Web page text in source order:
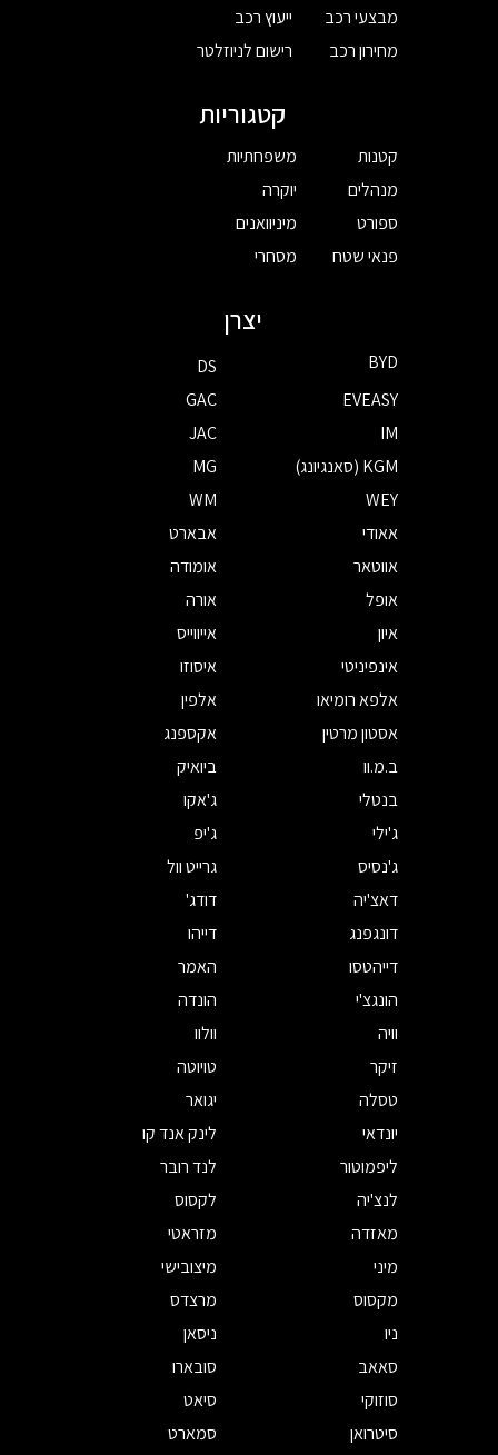
מבצעי רכב
מחירון רכב
ייעוץ רכב
רישום לניוזלטר
קטגוריות
קטנות
מנהלים
ספורט
פנאי שטח
משפחתיות
יוקרה
מיניוואנים
מסחרי
יצרן
BYD
DS
EVEASY
GAC
IM
JAC
KGM (סאנגיונג)
MG
WEY
WM
אאודי
אבארט
אווטאר
אומודה
אופל
אורה
איון
אייווייס
אינפיניטי
איסוזו
אלפא רומיאו
אלפין
אסטון מרטין
אקספנג
ב.מ.וו
ביואיק
בנטלי
ג'אקו
ג'ילי
ג'יפ
ג'נסיס
גרייט וול
דאצ'יה
דודג'
דונגפנג
דייהו
דייהטסו
האמר
הונגצ'י
הונדה
וויה
וולוו
זיקר
טויוטה
טסלה
יגואר
יונדאי
לינק אנד קו
ליפמוטור
לנד רובר
לנצ'יה
לקסוס
מאזדה
מזראטי
מיני
מיצובישי
מקסוס
מרצדס
ניו
ניסאן
סאאב
סובארו
סוזוקי
סיאט
סיטרואן
סמארט